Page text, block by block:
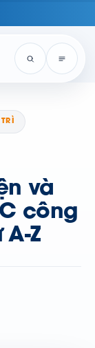
và
công
Z